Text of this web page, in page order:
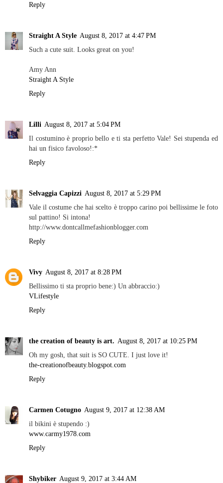
Reply
Straight A Style August 8, 2017 at 4:47 PM
Such a cute suit. Looks great on you!
Amy Ann
Straight A Style
Reply
Lilli August 8, 2017 at 5:04 PM
Il costumino è proprio bello e ti sta perfetto Vale! Sei stupenda ed
hai un fisico favoloso!:*
Reply
Selvaggia Capizzi August 8, 2017 at 5:29 PM
Vale il costume che hai scelto è troppo carino poi bellissime le foto
sul pattino! Si intona!
http://www.dontcallmefashionblogger.com
Reply
Vivy August 8, 2017 at 8:28 PM
Bellissimo ti sta proprio bene:) Un abbraccio:)
VLifestyle
Reply
the creation of beauty is art. August 8, 2017 at 10:25 PM
Oh my gosh, that suit is SO CUTE. I just love it!
the-creationofbeauty.blogspot.com
Reply
Carmen Cotugno August 9, 2017 at 12:38 AM
il bikini è stupendo :)
www.carmy1978.com
Reply
Shybiker August 9, 2017 at 3:44 AM